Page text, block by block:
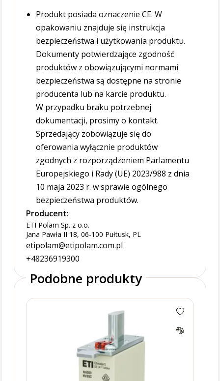
Produkt posiada oznaczenie CE. W
opakowaniu znajduje się instrukcja
bezpieczeństwa i użytkowania produktu.
Dokumenty potwierdzające zgodność
produktów z obowiązującymi normami
bezpieczeństwa są dostępne na stronie
producenta lub na karcie produktu.
W przypadku braku potrzebnej
dokumentacji, prosimy o kontakt.
Sprzedający zobowiązuje się do
oferowania wyłącznie produktów
zgodnych z rozporządzeniem Parlamentu
Europejskiego i Rady (UE) 2023/988 z dnia
10 maja 2023 r. w sprawie ogólnego
bezpieczeństwa produktów.
Producent:
ETI Polam Sp. z o.o.
Jana Pawła II 18, 06-100 Pułtusk, PL
etipolam@etipolam.com.pl
+48236919300
Podobne produkty